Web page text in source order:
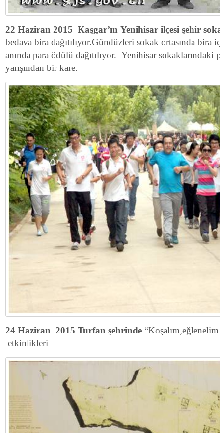
22 Haziran 2015 Kaşgar’ın Yenihisar ilçesi şehir
bedava bira dağıtılıyor.Gündüzleri sokak ortasında bira
anında para ödülü dağıtılıyor. Yenihisar
yarışından bir kare.
24 Haziran 2015 Turfan şehrinde
etkinlikleri